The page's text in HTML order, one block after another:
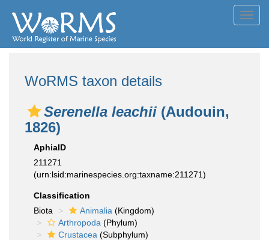
WoRMS taxon details
Serenella leachii (Audouin,
1826)
AphiaID
211271
(urn:lsid:marinespecies.org:taxname:211271)
Classification
Biota
Animalia (Kingdom)
Arthropoda (Phylum)
Crustacea (Subphylum)